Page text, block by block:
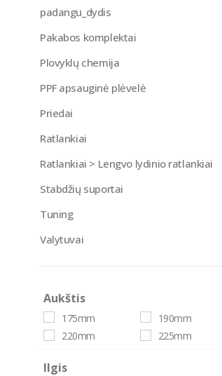
padangu_dydis
Pakabos komplektai
Plovyklų chemija
PPF apsauginė plėvelė
Priedai
Ratlankiai
Ratlankiai > Lengvo lydinio ratlankiai
Stabdžių suportai
Tuning
Valytuvai
Aukštis
175mm
190mm
220mm
225mm
Ilgis